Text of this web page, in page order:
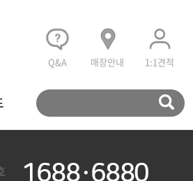
Q&A 매장안내 1:1견적